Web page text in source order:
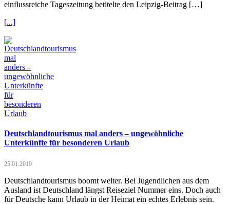
einflussreiche Tageszeitung betitelte den Leipzig-Beitrag […]
[...]
Deutschlandtourismus mal anders – ungewöhnliche
Unterkünfte für besonderen Urlaub
25.01.2019
Deutschlandtourismus boomt weiter. Bei Jugendlichen aus dem
Ausland ist Deutschland längst Reiseziel Nummer eins. Doch auch
für Deutsche kann Urlaub in der Heimat ein echtes Erlebnis sein.